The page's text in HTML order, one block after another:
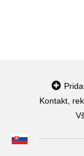
Kontakt,